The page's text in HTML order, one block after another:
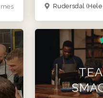
Rudersdal